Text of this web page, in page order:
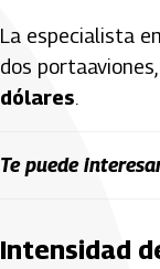
La especialista
dos
dólares.
Te puede
Intensidad